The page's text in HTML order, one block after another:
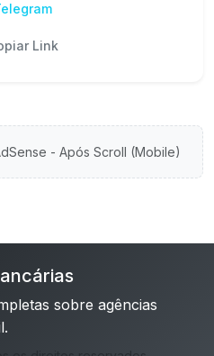
Link
- Após Scroll (Mobile)
sobre agências